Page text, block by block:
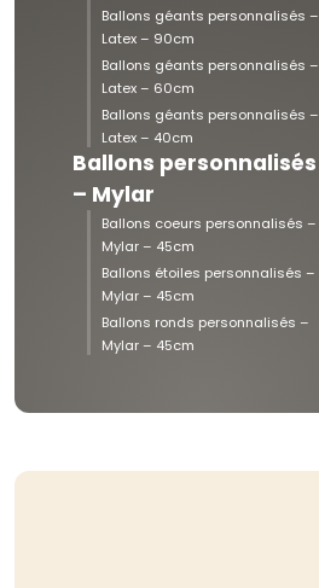
Ballons géants personnalisés –
Latex – 90cm
Ballons géants personnalisés –
Latex – 60cm
Ballons géants personnalisés –
Latex – 40cm
Ballons personnalisés
– Mylar
Ballons coeurs personnalisés –
Mylar – 45cm
Ballons étoiles personnalisés –
Mylar – 45cm
Ballons ronds personnalisés –
Mylar – 45cm